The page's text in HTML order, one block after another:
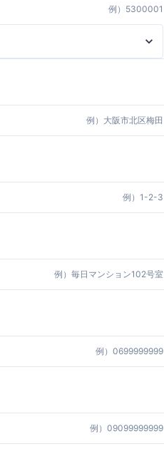
例） 5300001
例） 大阪市北区梅田
例） 1-2-3
例） 毎日マンション102号室
例） 0699999999
例） 09099999999